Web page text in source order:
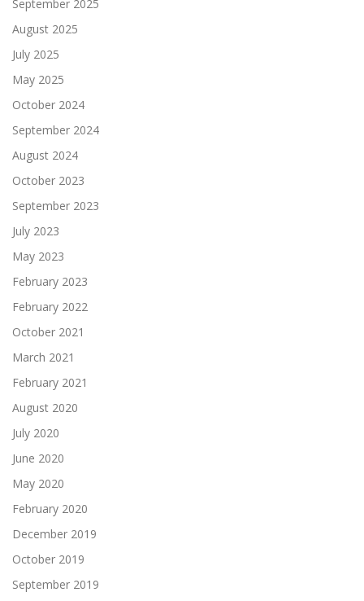
September 2025
August 2025
July 2025
May 2025
October 2024
September 2024
August 2024
October 2023
September 2023
July 2023
May 2023
February 2023
February 2022
October 2021
March 2021
February 2021
August 2020
July 2020
June 2020
May 2020
February 2020
December 2019
October 2019
September 2019